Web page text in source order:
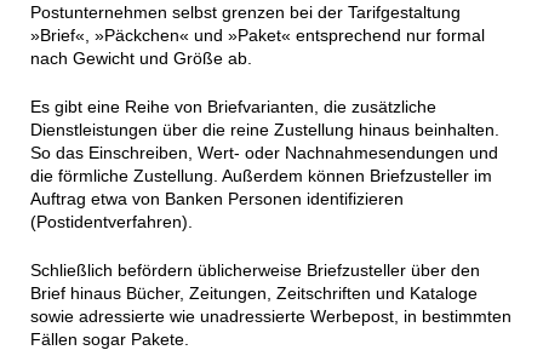
Postunternehmen selbst grenzen bei der Tarifgestaltung
»Brief«, »Päckchen« und »Paket« entsprechend nur formal
nach Gewicht und Größe ab.
Es gibt eine Reihe von Briefvarianten, die zusätzliche
Dienstleistungen über die reine Zustellung hinaus beinhalten.
So das Einschreiben, Wert- oder Nachnahmesendungen und
die förmliche Zustellung. Außerdem können Briefzusteller im
Auftrag etwa von Banken Personen identifizieren
(Postidentverfahren).
Schließlich befördern üblicherweise Briefzusteller über den
Brief hinaus Bücher, Zeitungen, Zeitschriften und Kataloge
sowie adressierte wie unadressierte Werbepost, in bestimmten
Fällen sogar Pakete.